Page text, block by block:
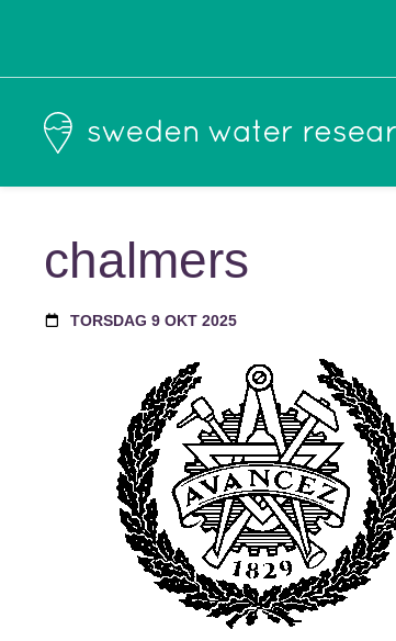
chalmers
TORSDAG 9 OKT 2025